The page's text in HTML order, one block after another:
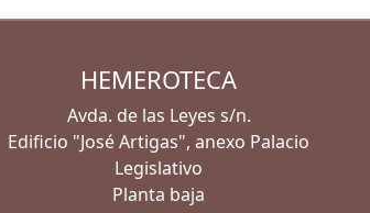
HEMEROTECA
Avda. de las Leyes s/n.
Edificio "José Artigas", anexo Palacio
Legislativo
Planta baja